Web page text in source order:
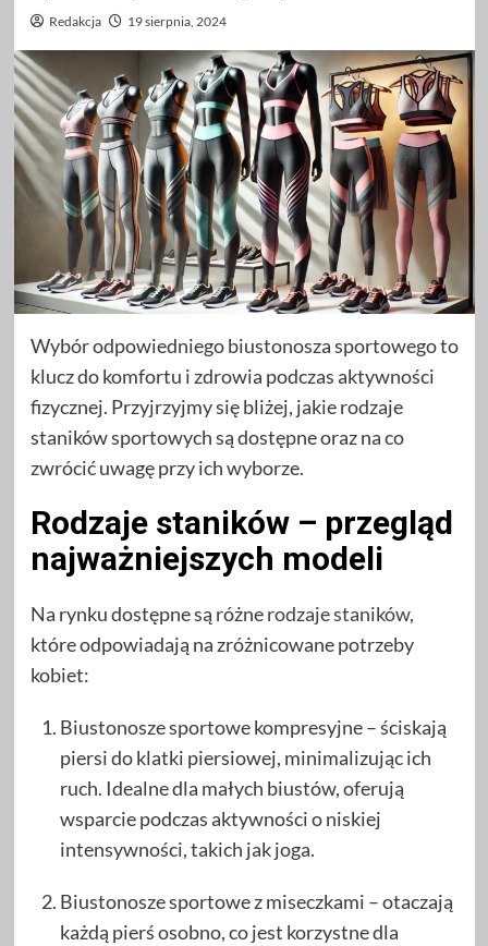
Redakcja 19 sierpnia, 2024
Wybór odpowiedniego biustonosza sportowego to
klucz do komfortu i zdrowia podczas aktywności
fizycznej. Przyjrzyjmy się bliżej, jakie rodzaje
staników sportowych są dostępne oraz na co
zwrócić uwagę przy ich wyborze.
Rodzaje staników – przegląd
najważniejszych modeli
Na rynku dostępne są różnerodzaje staników,
które odpowiadają na zróżnicowane potrzeby
kobiet:
Biustonosze sportowe kompresyjne – ściskają
piersi do klatki piersiowej, minimalizując ich
ruch. Idealne dla małych biustów, oferują
wsparcie podczas aktywności o niskiej
intensywności, takich jak joga.
Biustonosze sportowe z miseczkami – otaczają
każdą pierś osobno, co jest korzystne dla